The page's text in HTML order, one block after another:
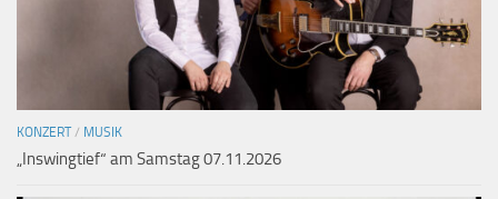
KONZERT/ MUSIK
„Inswingtief“ am Samstag 07.11.2026